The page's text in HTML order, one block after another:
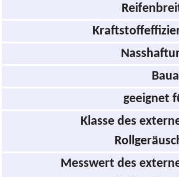
geeignet
Klasse des
Messwert des